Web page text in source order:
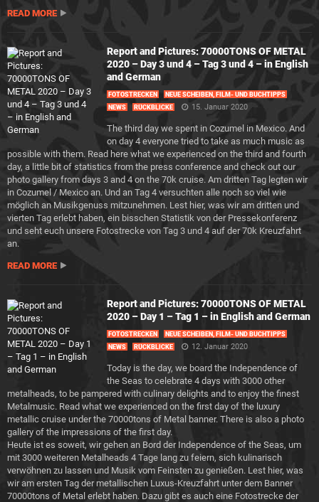
READ MORE
Report and Pictures: 70000TONS OF METAL
2020 – Day 3 und 4 – Tag 3 und 4 – in English
and German
FOTOSTRECKEN
NEUE SCHEIBEN, FILM- UND BUCHTIPPS
NEWS
RÜCKBLICKE 15. Januar 2020
The third day we spent in Cozumel in Mexico. And
on day 4 everyone tried to take as much music as
possible with them. Read here what we experienced on the third and fourth
day, a little bit of statistics from the press conference and check out our
photo gallery from days 3 and 4 on the 70k cruise. Am dritten Tag legten wir
in Cozumel / Mexico an. Und an Tag 4 versuchten alle noch so viel wie
möglich an Musikgenuss mitzunehmen. Lest hier, was wir am dritten und
vierten Tag erlebt haben, ein bisschen Statistik von der Pressekonferenz
und seht euch unsere Fotostrecke von Tag 3 und 4 auf der 70k Kreuzfahrt
an.
READ MORE
Report and Pictures: 70000TONS OF METAL
2020 – Day 1 – Tag 1 – in English and German
FOTOSTRECKEN
NEUE SCHEIBEN, FILM- UND BUCHTIPPS
NEWS
RÜCKBLICKE 12. Januar 2020
Today is the day, we board the Independence of
the Seas to celebrate 4 days with 3000 other
metalheads, to be pampered with culinary delights and to enjoy the finest
Metalmusic. Read what we experienced on the first day of the luxury
metallic cruise under the 70000tons of Metal banner. There is also a photo
gallery of the impressions of the first day.
Heute ist es soweit, wir gehen an Bord der Independence of the Seas, um
mit 3000 weiteren Metalheads 4 Tage lang zu feiern, sich kulinarisch
verwöhnen zu lassen und Musik vom Feinsten zu genießen. Lest hier, was
wir am ersten Tag der metallischen Luxus-Kreuzfahrt unter dem Banner
70000tons of Metal erlebt haben. Dazu gibt es auch eine Fotostrecke der